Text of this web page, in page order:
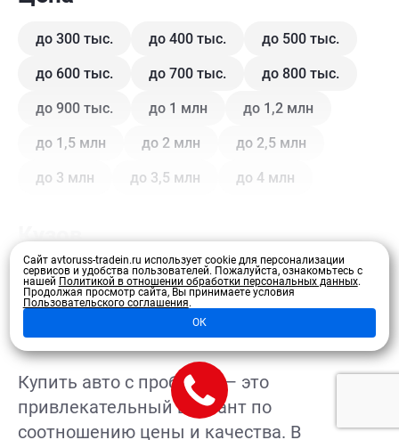
до 300 тыс. до 400 тыс. до 500 тыс.
до 600 тыс. до 700 тыс. до 800 тыс.
до 900 тыс. до 1 млн до 1,2 млн
до 1,5 млн до 2 млн до 2,5 млн
до 3 млн до 3,5 млн до 4 млн
Кузов
Купе Внедорожник Внедорожник 5 дв.
Седан Хэтчбек 3 дв. Хэтчбек 5 дв.
Лифтбэк Минивэн Кроссовер
Универсал Универсал 5 дв.
Развернуть
Купить авто с пробегом — это
привлекательный вариант по
соотношению цены и качества. В
Сайт avtoruss-tradein.ru использует cookie для персонализации
сервисов и удобства пользователей. Пожалуйста, ознакомьтесь с
нашей Политикой в отношении обработки персональных данных.
Продолжая просмотр сайта, Вы принимаете условия
Пользовательского соглашения.
ОК